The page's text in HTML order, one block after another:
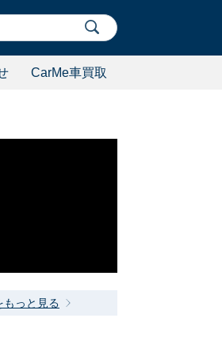
CarMe車買取
もっと見る